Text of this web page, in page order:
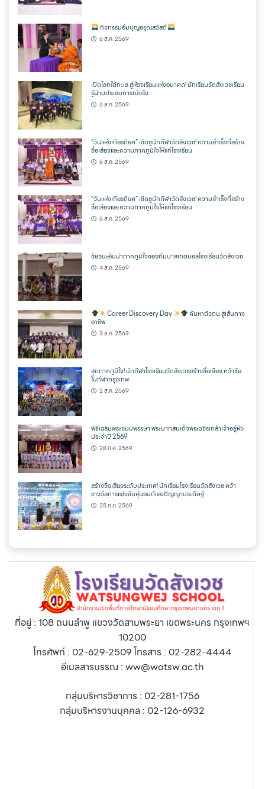
กิจกรรมอิ่มบุญอรุณสวัสดิ์
6 ส.ค. 2569
เปิดโลกใต้ทะเล สู่ห้องเรียนแห่งอนาคต! นักเรียนวัดสังเวชเรียน
รู้ผ่านประสบการณ์จริง
6 ส.ค. 2569
“วันแห่งเกียรติยศ” เชิดชูนักกีฬาวัดสังเวช! ความสำเร็จที่สร้าง
ชื่อเสียงและความภาคภูมิใจให้แก่โรงเรียน
6 ส.ค. 2569
“วันแห่งเกียรติยศ” เชิดชูนักกีฬาวัดสังเวช! ความสำเร็จที่สร้าง
ชื่อเสียงและความภาคภูมิใจให้แก่โรงเรียน
6 ส.ค. 2569
ชัยชนะอันน่าภาคภูมิใจของทีมบาสเกตบอลโรงเรียนวัดสังเวช
4 ส.ค. 2569
Career Discovery Day
ค้นหาตัวตน สู่เส้นทาง
อาชีพ
3 ส.ค. 2569
สุดภาคภูมิใจ! นักกีฬาโรงเรียนวัดสังเวชสร้างชื่อเสียง คว้าชัย
ในกีฬากรุงเทพ
2 ส.ค. 2569
พิธีเฉลิมพระชนมพรรษา พระบาทสมเด็จพระวชิรเกล้าเจ้าอยู่หัว
ประจำปี 2569
28 ก.ค. 2569
สร้างชื่อเสียงระดับประเทศ! นักเรียนโรงเรียนวัดสังเวช คว้า
รางวัลการแข่งขันหุ่นยนต์และปัญญาประดิษฐ์
25 ก.ค. 2569
ที่อยู่ : 108 ถนนลำพู แขวงวัดสามพระยา เขตพระนคร กรุงเทพฯ
10200
โทรศัพท์ : 02-629-2509 โทรสาร : 02-282-4444
อีเมลสารบรรณ : ww@watsw.ac.th
กลุ่มบริหารวิชาการ : 02-281-1756
กลุ่มบริหารงานบุคคล : 02-126-6932